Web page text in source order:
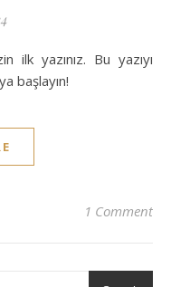
başlayın!
1 Comment